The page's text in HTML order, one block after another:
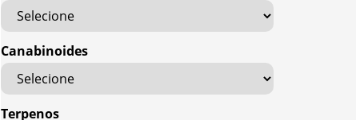
Canabinoides
Terpenos